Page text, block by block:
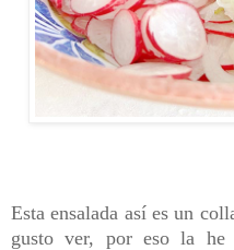
Esta ensalada así es un
gusto ver, por eso la he